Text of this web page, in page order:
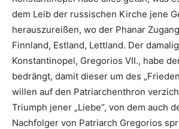
dem Leib der russischen Kirche jene
herauszureißen, wo der Phanar
Finnland, Estland, Lettland. Der
Konstantinopel, Gregorios VII., habe
bedrängt, damit dieser um des
willen auf den Patriarchenthron
Triumph jener „Liebe“, von dem auch
Nachfolger von Patriarch Gregorios